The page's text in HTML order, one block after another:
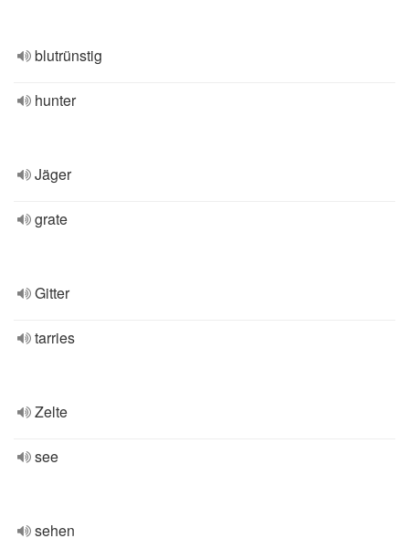
blutrünstig
hunter
Jäger
grate
Gitter
tarries
Zelte
see
sehen